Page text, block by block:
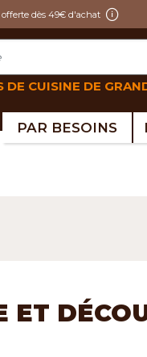
offerte dès 49€ d'achat
DE CUISINE DE
PAR BESOINS
ET